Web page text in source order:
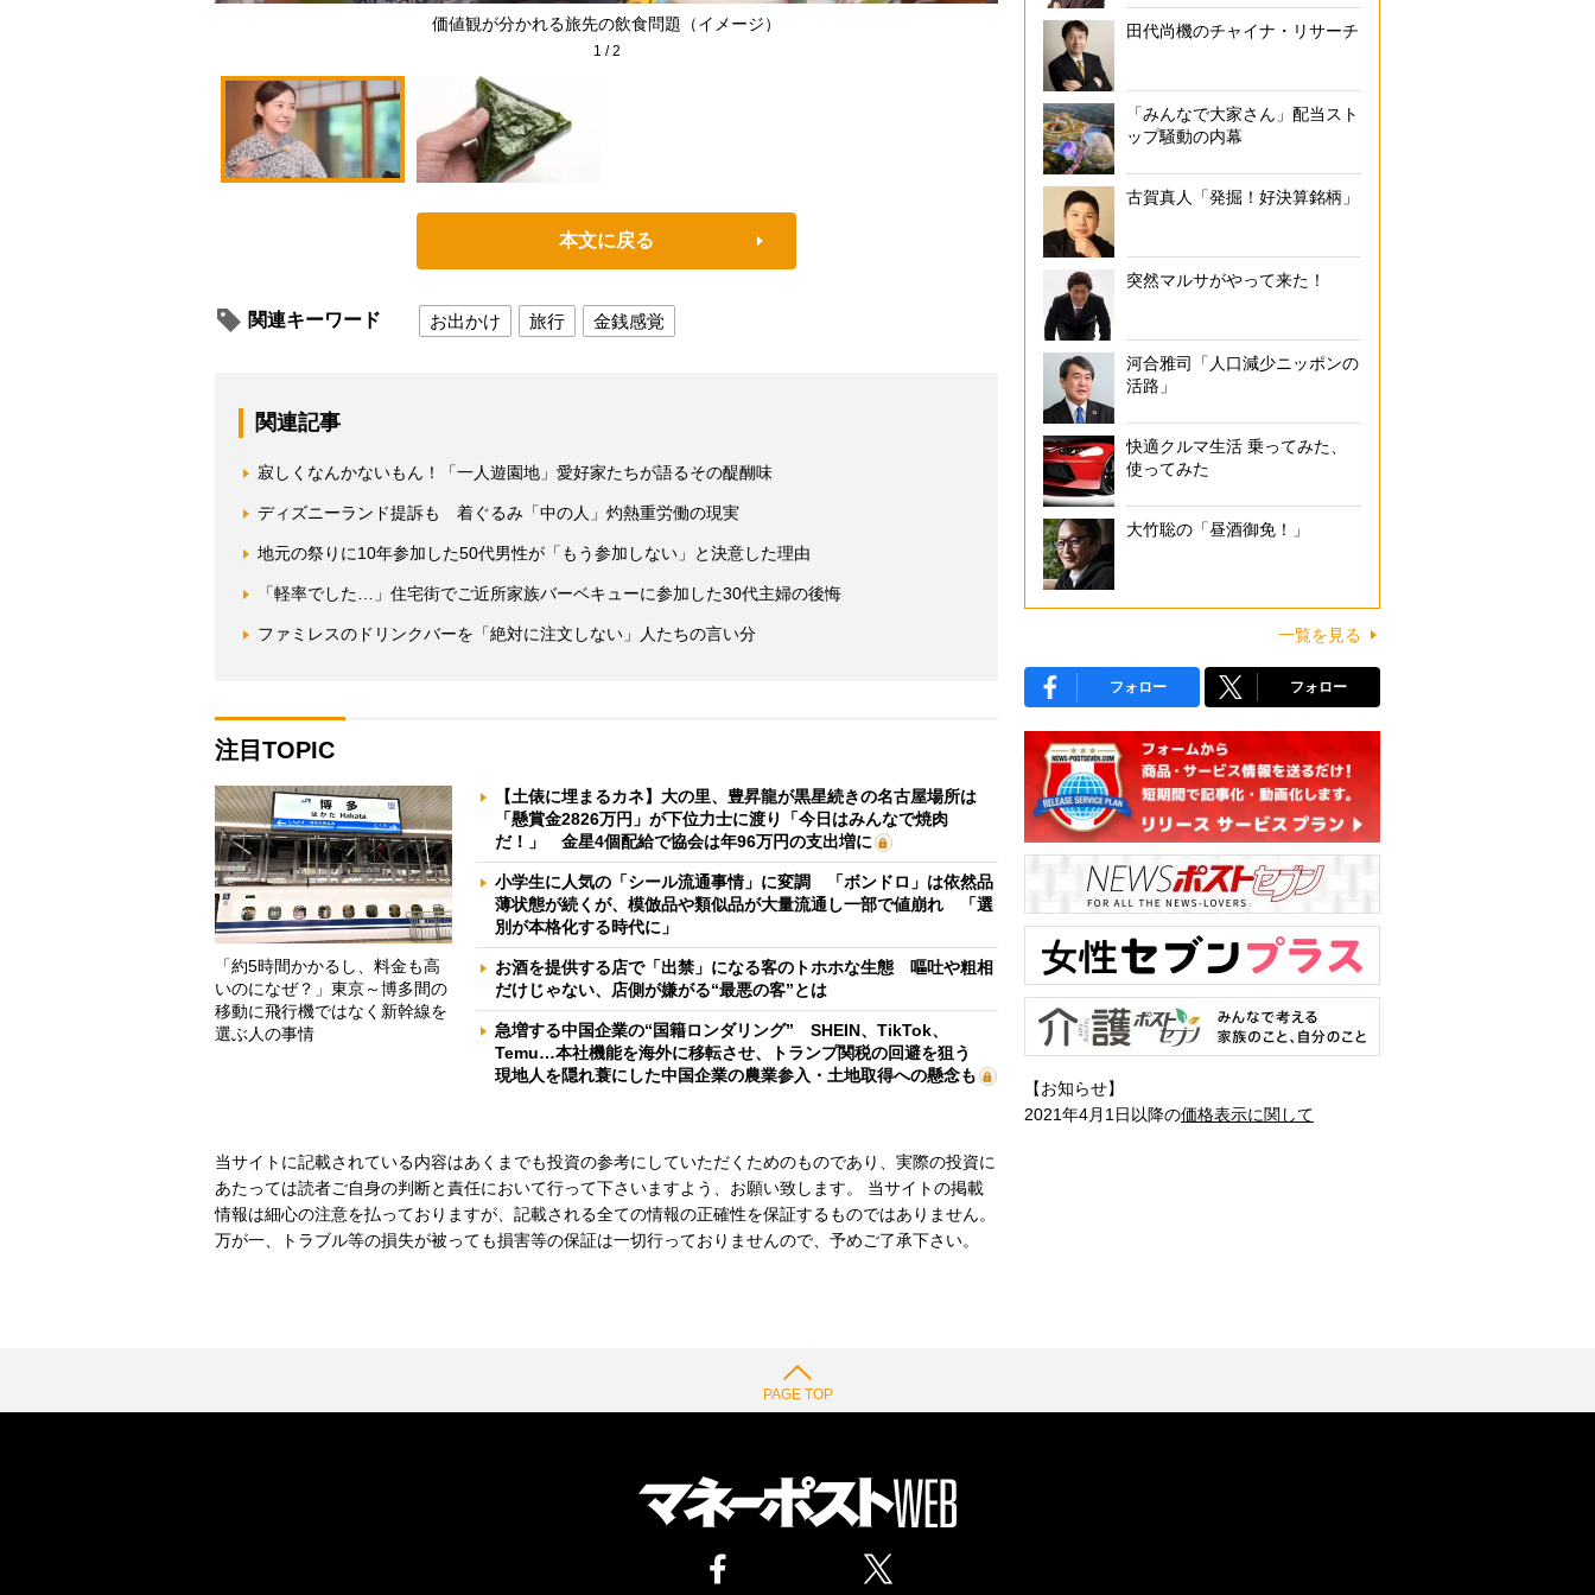
価値観が分かれる旅先の飲食問題（イメージ） せっかく特別な場所に来たのにコンビニおにぎりは寂しい？（写真：
1 /2
本文に戻る
関連キーワード お出かけ 旅行 金銭感覚
関連記事
寂しくなんかないもん！「一人遊園地」愛好家たちが語るその醍醐味
ディズニーランド提訴も 着ぐるみ「中の人」灼熱重労働の現実
地元の祭りに10年参加した50代男性が「もう参加しない」と決意した理由
「軽率でした…」住宅街でご近所家族バーベキューに参加した30代主婦の後悔
ファミレスのドリンクバーを「絶対に注文しない」人たちの言い分
注目TOPIC
「約5時間かかるし、料金も高
いのになぜ？」東京～博多間の
移動に飛行機ではなく新幹線を
選ぶ人の事情
【土俵に埋まるカネ】大の里、豊昇龍が黒星続きの名古屋場所は
「懸賞金2826万円」が下位力士に渡り「今日はみんなで焼肉
だ！」 金星4個配給で協会は年96万円の支出増に
小学生に人気の「シール流通事情」に変調 「ボンドロ」は依然品
薄状態が続くが、模倣品や類似品が大量流通し一部で値崩れ 「選
別が本格化する時代に」
お酒を提供する店で「出禁」になる客のトホホな生態 嘔吐や粗相
だけじゃない、店側が嫌がる“最悪の客”とは
急増する中国企業の“国籍ロンダリング” SHEIN、TikTok、
Temu…本社機能を海外に移転させ、トランプ関税の回避を狙う
現地人を隠れ蓑にした中国企業の農業参入・土地取得への懸念も
当サイトに記載されている内容はあくまでも投資の参考にしていただくためのものであり、実際の投資に
あたっては読者ご自身の判断と責任において行って下さいますよう、お願い致します。 当サイトの掲載
情報は細心の注意を払っておりますが、記載される全ての情報の正確性を保証するものではありません。
万が一、トラブル等の損失が被っても損害等の保証は一切行っておりませんので、予めご了承下さい。
田代尚機のチャイナ・リサーチ
「みんなで大家さん」配当スト
ップ騒動の内幕
古賀真人「発掘！好決算銘柄」
突然マルサがやって来た！
河合雅司「人口減少ニッポンの
活路」
快適クルマ生活 乗ってみた、
使ってみた
大竹聡の「昼酒御免！」
一覧を見る
フォロー フォロー
【お知らせ】
2021年4月1日以降の価格表示に関して
PAGE TOP